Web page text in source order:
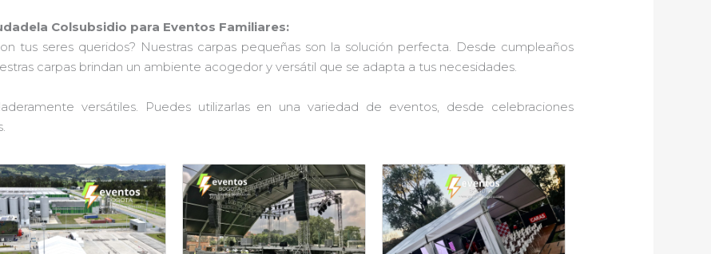
Colsubsidio para Eventos Familiares:
tus seres queridos? Nuestras carpas pequeñas son la solución perfecta. Desde cumpleaños
carpas brindan un ambiente acogedor y versátil que se adapta a tus necesidades.
versátiles. Puedes utilizarlas en una variedad de eventos, desde celebraciones